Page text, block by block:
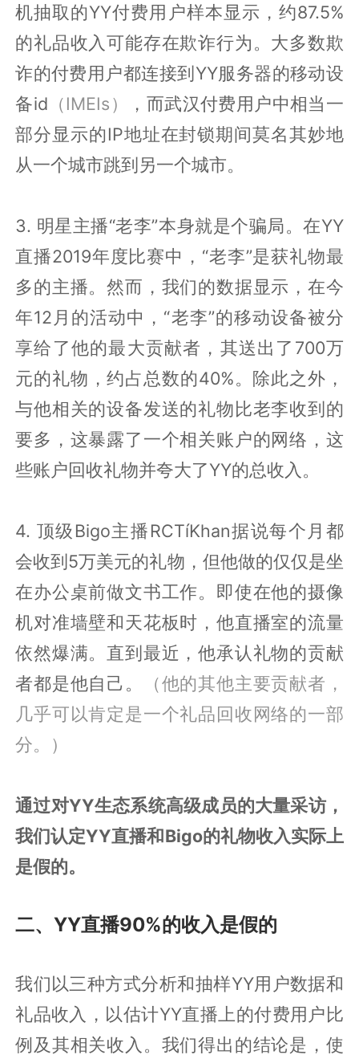
机抽取的YY付费用户样本显示，约87.5%
的礼品收入可能存在欺诈行为。大多数欺
诈的付费用户都连接到YY服务器的移动设
备id （IMEIs）
，而武汉付费用户中相当一
部分显示的IP地址在封锁期间莫名其妙地
从一个城市跳到另一个城市。
3. 明星主播“老李”本身就是个骗局。在YY
直播2019年度比赛中，“老李”是获礼物最
多的主播。然而，我们的数据显示，在今
年12月的活动中，“老李”的移动设备被分
享给了他的最大贡献者，其送出了700万
元的礼物，约占总数的40%。除此之外，
与他相关的设备发送的礼物比老李收到的
要多，这暴露了一个相关账户的网络，这
些账户回收礼物并夸大了YY的总收入。
4. 顶级Bigo主播RCTíKhan据说每个月都
会收到5万美元的礼物，但他做的仅仅是坐
在办公桌前做文书工作。即使在他的摄像
机对准墙壁和天花板时，他直播室的流量
依然爆满。直到最近，他承认礼物的贡献
者都是他自己。
（他的其他主要贡献者，
几乎可以肯定是一个礼品回收网络的一部
分。）
通过对YY生态系统高级成员的大量采访，
我们认定YY直播和Bigo的礼物收入实际上
是假的。
二、YY直播90%的收入是假的
我们以三种方式分析和抽样YY用户数据和
礼品收入，以估计YY直播上的付费用户比
例及其相关收入。我们得出的结论是，使